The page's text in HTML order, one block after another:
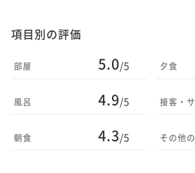
項目別の評価
部屋 5.0/5
風呂 4.9/5
朝食 4.3/5
夕食
接客・
その他